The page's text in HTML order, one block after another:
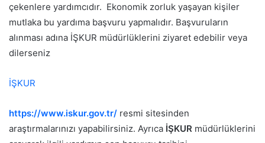
çekenlere yardımcıdır. Ekonomik zorluk yaşayan kişiler
mutlaka bu yardıma başvuru yapmalıdır. Başvuruların
alınması adına İŞKUR müdürlüklerini ziyaret edebilir veya
dilerseniz
İŞKUR
https://www.iskur.gov.tr/ resmi sitesinden
araştırmalarınızı yapabilirsiniz. Ayrıca İŞKUR müdürlüklerini